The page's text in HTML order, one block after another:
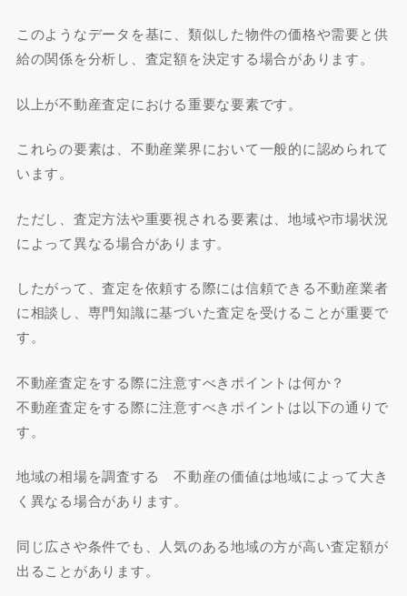
このようなデータを基に、類似した物件の価格や需要と供
給の関係を分析し、査定額を決定する場合があります。
以上が不動産査定における重要な要素です。
これらの要素は、不動産業界において一般的に認められて
います。
ただし、査定方法や重要視される要素は、地域や市場状況
によって異なる場合があります。
したがって、査定を依頼する際には信頼できる不動産業者
に相談し、専門知識に基づいた査定を受けることが重要で
す。
不動産査定をする際に注意すべきポイントは何か？
不動産査定をする際に注意すべきポイントは以下の通りで
す。
地域の相場を調査する 不動産の価値は地域によって大き
く異なる場合があります。
同じ広さや条件でも、人気のある地域の方が高い査定額が
出ることがあります。